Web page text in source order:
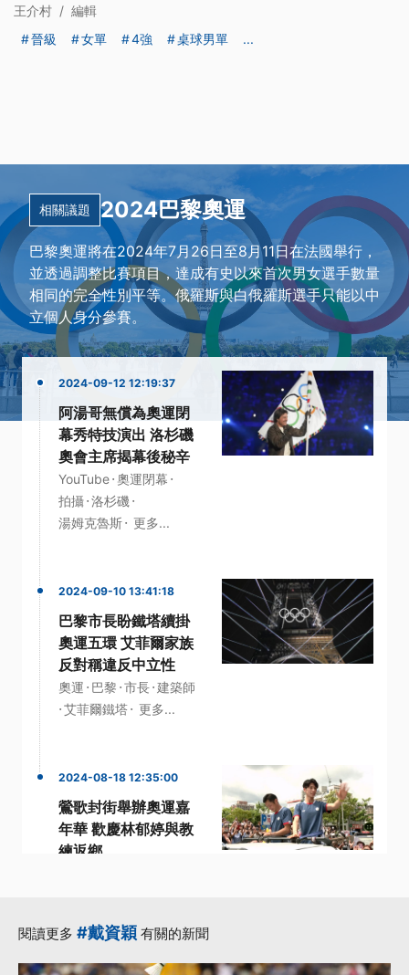
王介村 / 編輯
晉級
女單 4強 桌球男單 ...
相關議題 2024巴黎奧運
巴黎奧運將在2024年7月26日至8月11日在法國舉行，
並透過調整比賽項目，達成有史以來首次男女選手數量
相同的完全性別平等。俄羅斯與白俄羅斯選手只能以中
立個人身分參賽。
2024-09-12 12:19:37
阿湯哥無償為奧運閉
幕秀特技演出 洛杉磯
奧會主席揭幕後秘辛
YouTube· 奧運閉幕 ·
拍攝·洛杉磯 ·
湯姆克魯斯· 更多...
2024-09-10 13:41:18
巴黎市長盼鐵塔續掛
奧運五環 艾菲爾家族
反對稱違反中立性
奧運 · 巴黎 ·市長·建築師
·艾菲爾鐵塔· 更多...
2024-08-18 12:35:00
鶯歌封街舉辦奧運嘉
年華 歡慶林郁婷與教
練返鄉
閱讀更多 #戴資穎 有關的新聞